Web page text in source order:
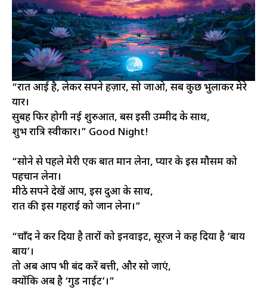
“रात आई है, लेकर सपने हज़ार, सो जाओ, सब कुछ भुलाकर मेरे
यार।
सुबह फिर होगी नई शुरुआत, बस इसी उम्मीद के साथ,
शुभ रात्रि स्वीकार।” Good Night!
“सोने से पहले मेरी एक बात मान लेना, प्यार के इस मौसम को
पहचान लेना।
मीठे सपने देखें आप, इस दुआ के साथ,
रात की इस गहराई को जान लेना।”
“चाँद ने कर दिया है तारों को इनवाइट, सूरज ने कह दिया है ‘बाय
बाय’।
तो अब आप भी बंद करें बत्ती, और सो जाएं,
क्योंकि अब है ‘गुड नाईट’।”